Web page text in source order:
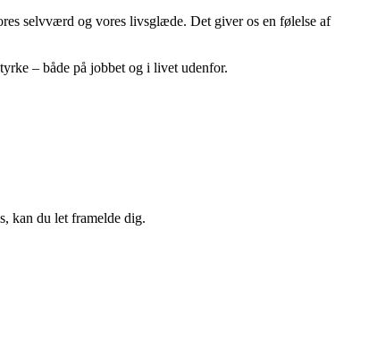
selvværd og vores livsglæde. Det giver os en følelse af
– både på jobbet og i livet udenfor.
kan du let framelde dig.